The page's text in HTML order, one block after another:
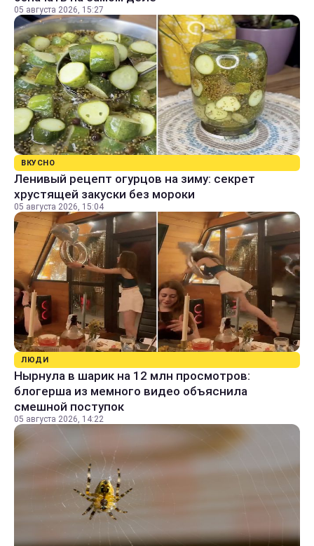
05 августа 2026, 15:27
ВКУСНО
Ленивый рецепт огурцов на зиму: секрет
хрустящей закуски без мороки
05 августа 2026, 15:04
ЛЮДИ
Нырнула в шарик на 12 млн просмотров:
блогерша из мемного видео объяснила
смешной поступок
05 августа 2026, 14:22